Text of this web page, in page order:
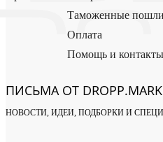
Таможенные
Оплата
Помощь и контакты
ПИСЬМА ОТ
НОВОСТИ, ИДЕИ, ПОДБОРКИ И